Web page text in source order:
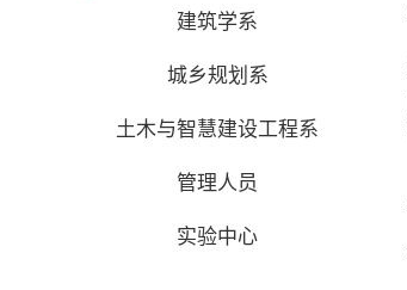
建筑学系
城乡规划系
土木与智慧建设工程系
管理人员
实验中心